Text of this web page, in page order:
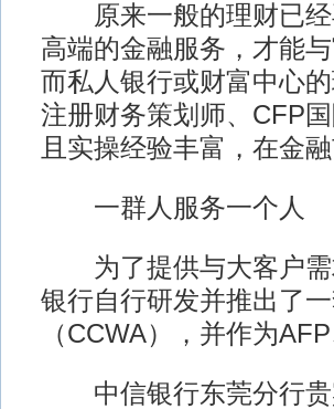
原来一般的理财已经
高端的金融服务，才能
而私人银行或财富中心
注册财务策划师、CFP
且实操经验丰富，在金
一群人服务一个人
为了提供与大客户需
银行自行研发并推出了
（CCWA），并作为
中信银行东莞分行贵